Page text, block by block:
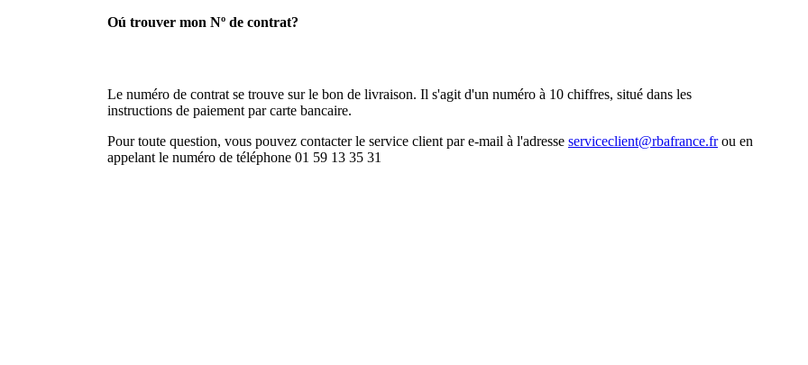
Oú trouver mon Nº de contrat?
Le numéro de contrat se trouve sur le bon de livraison. Il s'agit d'un numéro à 10 chiffres, situé dans les
instructions de paiement par carte bancaire.
Pour toute question, vous pouvez contacter le service client par e-mail à l'adresse serviceclient@rbafrance.frou en
appelant le numéro de téléphone 01 59 13 35 31